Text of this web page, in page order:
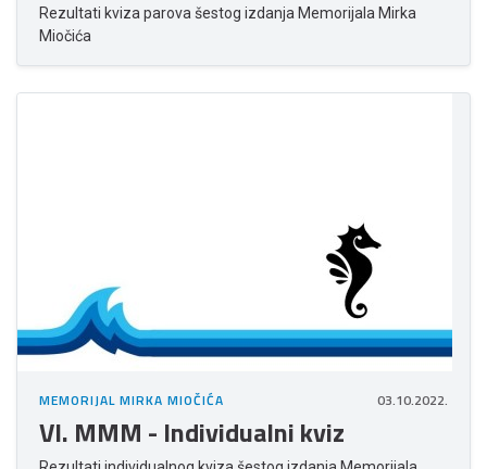
Rezultati kviza parova šestog izdanja Memorijala Mirka
Miočića
MEMORIJAL MIRKA MIOČIĆA 03.10.2022.
VI. MMM - Individualni kviz